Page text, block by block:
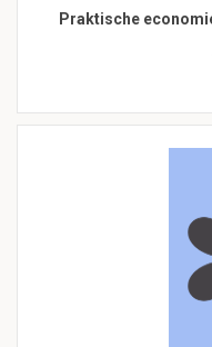
Praktische